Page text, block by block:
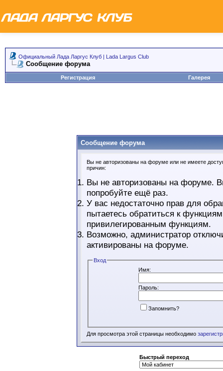
Официальный Лада Ларгус Клуб | Lada Largus Club
Сообщение форума
Регистрация Галерея
Сообщение форума
Вы не авторизованы на форуме или не имеете
причин:
Вы не авторизованы на форуме.
попробуйте ещё раз.
У вас недостаточно прав для
пытаетесь обратиться к
привилегированным функциям.
Возможно, администратор
активированы на форуме.
Вход
Имя:
Пароль:
Запомнить?
Для просмотра этой страницы необходимо
Быстрый переход